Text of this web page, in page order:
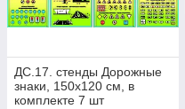
ДС.17. стенды Дорожные
знаки, 150х120 см, в
комплекте 7 шт